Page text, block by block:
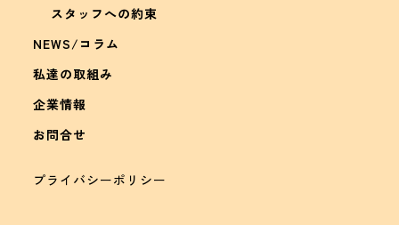
スタッフへの約束
NEWS/コラム
私達の取組み
企業情報
お問合せ
プライバシーポリシー